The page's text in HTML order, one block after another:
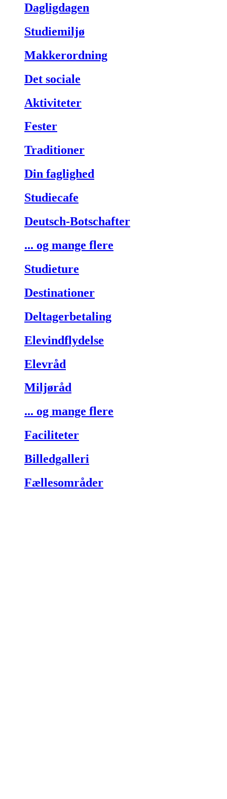
Dagligdagen
Studiemiljø
Makkerordning
Det sociale
Aktiviteter
Fester
Traditioner
Din faglighed
Studiecafe
Deutsch-Botschafter
... og mange flere
Studieture
Destinationer
Deltagerbetaling
Elevindflydelse
Elevråd
Miljøråd
... og mange flere
Faciliteter
Billedgalleri
Fællesområder